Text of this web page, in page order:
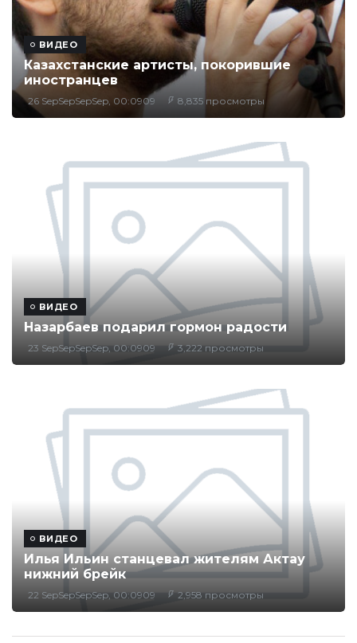
ВИДЕО
Казахстанские артисты, покорившие
иностранцев
26 SepSepSepSep, 00:0909 8,835 просмотры
ВИДЕО
Назарбаев подарил гормон радости
23 SepSepSepSep, 00:0909 3,222 просмотры
ВИДЕО
Илья Ильин станцевал жителям Актау
нижний брейк
22 SepSepSepSep, 00:0909 2,958 просмотры